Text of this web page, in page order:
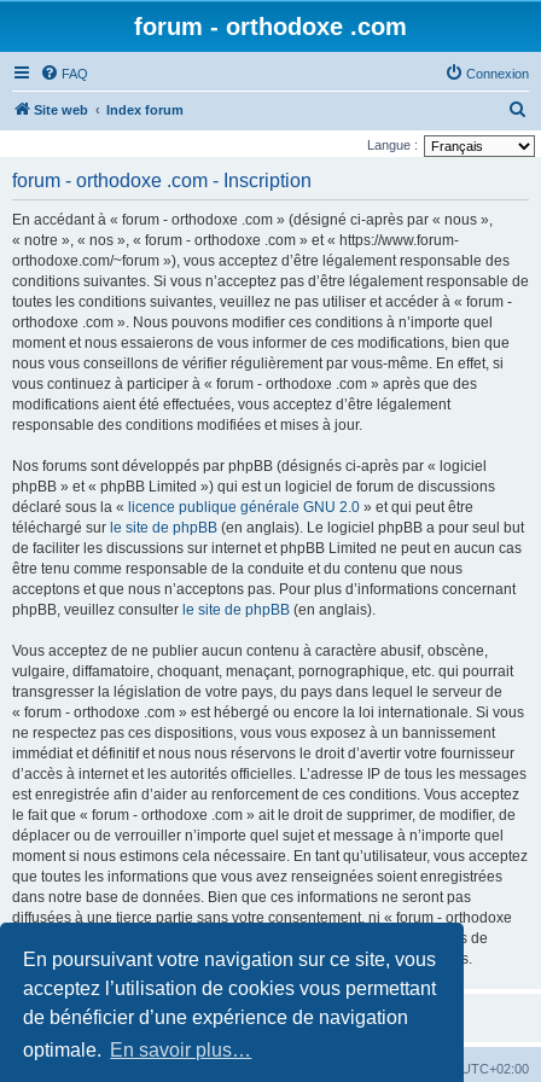
En poursuivant votre navigation sur ce site, vous
acceptez l’utilisation de cookies vous permettant
de bénéficier d’une expérience de navigation
optimale. En savoir plus…
forum - orthodoxe .com
FAQ Connexion
Site web Index forum
e
Langue :
forum - orthodoxe .com - Inscription
En accédant à « forum - orthodoxe .com » (désigné ci-après par « nous »,
« notre », « nos », « forum - orthodoxe .com » et « https://www.forum-
orthodoxe.com/~forum »), vous acceptez d’être légalement responsable des
conditions suivantes. Si vous n’acceptez pas d’être légalement responsable de
toutes les conditions suivantes, veuillez ne pas utiliser et accéder à « forum -
orthodoxe .com ». Nous pouvons modifier ces conditions à n’importe quel
moment et nous essaierons de vous informer de ces modifications, bien que
nous vous conseillons de vérifier régulièrement par vous-même. En effet, si
vous continuez à participer à « forum - orthodoxe .com » après que des
modifications aient été effectuées, vous acceptez d’être légalement
responsable des conditions modifiées et mises à jour.
Nos forums sont développés par phpBB (désignés ci-après par « logiciel
phpBB » et « phpBB Limited ») qui est un logiciel de forum de discussions
déclaré sous la « licence publique générale GNU 2.0 » et qui peut être
téléchargé sur le site de phpBB (en anglais). Le logiciel phpBB a pour seul but
de faciliter les discussions sur internet et phpBB Limited ne peut en aucun cas
être tenu comme responsable de la conduite et du contenu que nous
acceptons et que nous n’acceptons pas. Pour plus d’informations concernant
phpBB, veuillez consulter le site de phpBB (en anglais).
Vous acceptez de ne publier aucun contenu à caractère abusif, obscène,
vulgaire, diffamatoire, choquant, menaçant, pornographique, etc. qui pourrait
transgresser la législation de votre pays, du pays dans lequel le serveur de
« forum - orthodoxe .com » est hébergé ou encore la loi internationale. Si vous
ne respectez pas ces dispositions, vous vous exposez à un bannissement
immédiat et définitif et nous nous réservons le droit d’avertir votre fournisseur
d’accès à internet et les autorités officielles. L’adresse IP de tous les messages
est enregistrée afin d’aider au renforcement de ces conditions. Vous acceptez
le fait que « forum - orthodoxe .com » ait le droit de supprimer, de modifier, de
déplacer ou de verrouiller n’importe quel sujet et message à n’importe quel
moment si nous estimons cela nécessaire. En tant qu’utilisateur, vous acceptez
que toutes les informations que vous avez renseignées soient enregistrées
dans notre base de données. Bien que ces informations ne seront pas
diffusées à une tierce partie sans votre consentement, ni « forum - orthodoxe
.com », ni phpBB, ne pourront être tenus comme responsables en cas de
tentative de piratage informatique visant à compromettre vos données.
UTC+02:00